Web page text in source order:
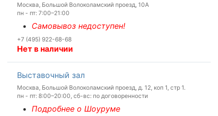
Москва, Большой Волоколамский проезд, 10А
пн - пт: 7:00–21:00
Самовывоз недоступен!
+7 (495) 922-68-68
Нет в наличии
Выставочный зал
Москва, Большой Волоколамский проезд, д. 12, коп 1, стр 1.
пн - пт: 8:00–20:00, сб-вс: по договоренности
Подробнее о Шоуруме